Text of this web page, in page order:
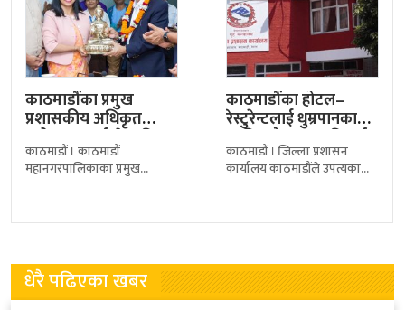
काठमाडौंका प्रमुख
प्रशासकीय अधिकृत
सरोज गुरागाईं सेवा निवृत्त,
महानगरद्वारा
सम्मानसहित…
काठमाडौं । काठमाडौं
महानगरपालिकाका प्रमुख
अवकाशमा गएका छन्। उमेर
काठमाडौंका होटल–
रेस्टुरेन्टलाई धुम्रपानका
लागि छुट्टै स्थान अनिवार्य
बनाउन प्रशासनको
निर्देशन
काठमाडौं । जिल्ला प्रशासन
कार्यालय काठमाडौंले उपत्यकाभित्र
कडाइका साथ पालना गर्न निर्देशन
धेरै पढिएका खबर